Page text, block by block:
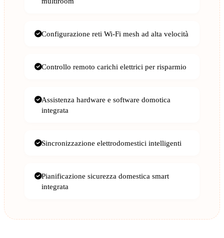
Configurazione reti Wi-Fi mesh ad alta velocità
Controllo remoto carichi elettrici per risparmio
Assistenza hardware e software domotica
integrata
Sincronizzazione elettrodomestici intelligenti
Pianificazione sicurezza domestica smart
integrata